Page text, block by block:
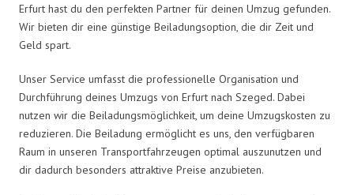
Erfurt hast du den perfekten Partner für deinen Umzug gefunden.
Wir bieten dir eine günstige Beiladungsoption, die dir Zeit und
Geld spart.
Unser Service umfasst die professionelle Organisation und
Durchführung deines Umzugs von Erfurt nach Szeged. Dabei
nutzen wir die Beiladungsmöglichkeit, um deine Umzugskosten zu
reduzieren. Die Beiladung ermöglicht es uns, den verfügbaren
Raum in unseren Transportfahrzeugen optimal auszunutzen und
dir dadurch besonders attraktive Preise anzubieten.